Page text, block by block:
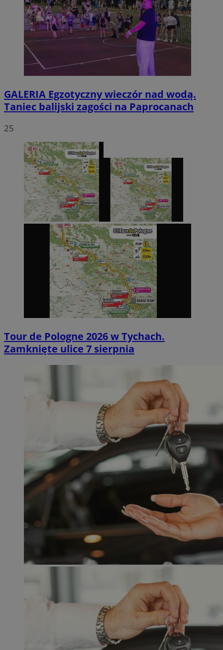
GALERIA Egzotyczny wieczór nad wodą.
Taniec balijski zagości na Paprocanach
25
Tour de Pologne 2026 w Tychach.
Zamknięte ulice 7 sierpnia